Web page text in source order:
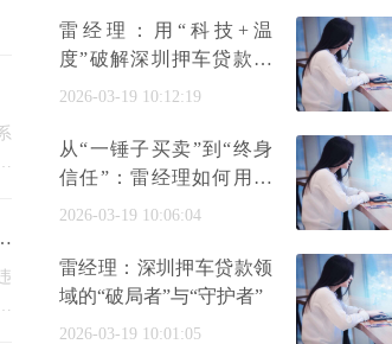
雷经理：用“科技+温
度”破解深圳押车贷款三
大痛点
2026-03-19 10:12:19
从“一锤子买卖”到“终身
信任”：雷经理如何用深
圳押车贷款服务重构行业
2026-03-19 10:06:04
雷经理：深圳押车贷款领
域的“破局者”与“守护者”
2026-03-19 10:01:05